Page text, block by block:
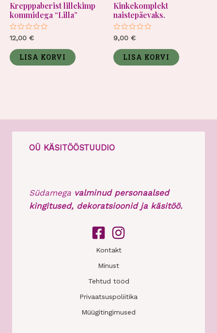
Krepppaberist lillekimp
kommidega “Lilla”
Hinnanguga
0
5
12,00 €
LISA KORVI
Kinkekomplekt
naistepäevaks.
Hinnanguga
0
5
9,00 €
LISA KORVI
OÜ KÄSITÖÖSTUUDIO
Südamega valminud personaalsed
kingitused, dekoratsioonid ja käsitöö.
Kontakt
Minust
Tehtud tööd
Privaatsuspoliitika
Müügitingimused